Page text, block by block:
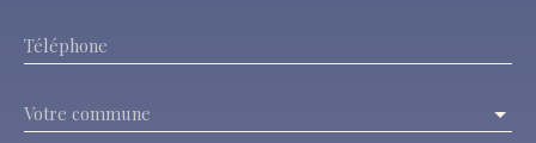
Téléphone
Votre commune